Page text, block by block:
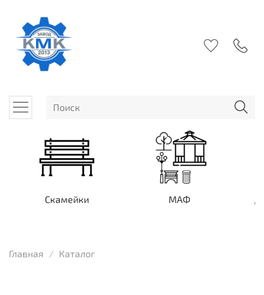
Скамейки МАФ
Главная Каталог